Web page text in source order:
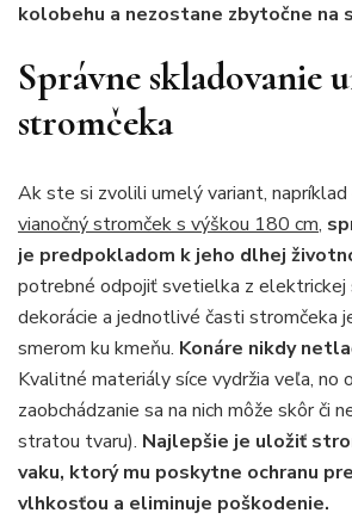
kolobehu a nezostane zbytočne na
Správne skladovanie
stromčeka
Ak ste si zvolili umelý variant,
vianočný stromček s výškou 180 cm,
je predpokladom k jeho dlhej
potrebné odpojiť svetielka z
dekorácie a jednotlivé časti stromčeka
smerom ku kmeňu. Konáre nikdy
Kvalitné materiály síce vydržia veľa, no
zaobchádzanie sa na nich môže skôr či
stratou tvaru). Najlepšie je uložiť
vaku, ktorý mu poskytne ochranu
vlhkosťou a eliminuje poškodenie.